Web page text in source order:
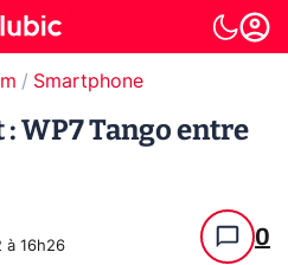
Smartphone
WP7 Tango entre
à 16h26 0